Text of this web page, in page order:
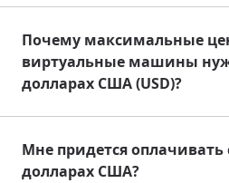
Почему максимальные
виртуальные машины
долларах США (USD)?
Мне придется оплачивать
долларах США?